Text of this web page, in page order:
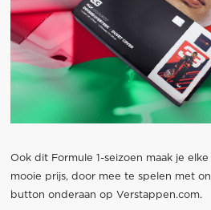
Ook dit Formule 1-seizoen maak je
mooie prijs, door mee te spelen met
button onderaan op Verstappen.com.